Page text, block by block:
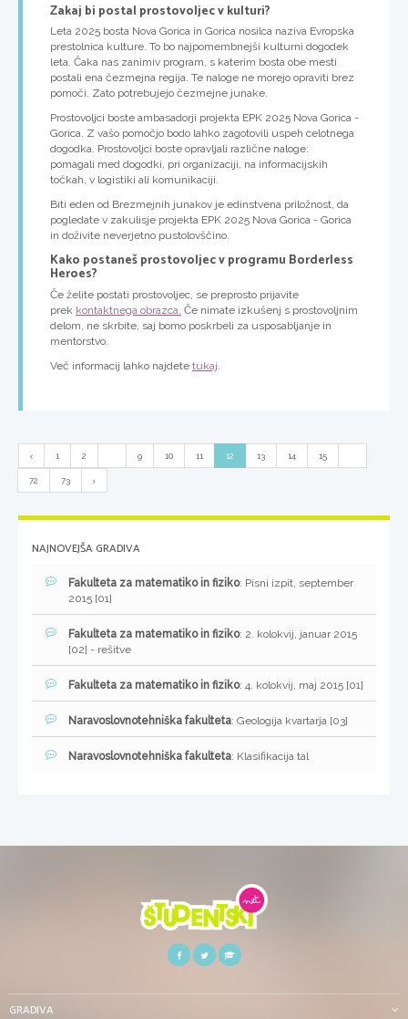
Zakaj bi postal prostovoljec v kulturi?
Leta 2025 bosta Nova Gorica in Gorica nosilca naziva Evropska
prestolnica kulture. To bo najpomembnejši kulturni dogodek
leta. Čaka nas zanimiv program, s katerim bosta obe mesti
postali ena čezmejna regija. Te naloge ne morejo opraviti brez
pomoči. Zato potrebujejo čezmejne junake.
Prostovoljci boste ambasadorji projekta EPK 2025 Nova Gorica -
Gorica. Z vašo pomočjo bodo lahko zagotovili uspeh celotnega
dogodka. Prostovoljci boste opravljali različne naloge:
pomagali med dogodki, pri organizaciji, na informacijskih
točkah, v logistiki ali komunikaciji.
Biti eden od Brezmejnih junakov je edinstvena priložnost, da
pogledate v zakulisje projekta EPK 2025 Nova Gorica - Gorica
in doživite neverjetno pustolovščino.
Kako postaneš prostovoljec v programu Borderless
Heroes?
Če želite postati prostovoljec, se preprosto prijavite
prek kontaktnega obrazca. Če nimate izkušenj s prostovoljnim
delom, ne skrbite, saj bomo poskrbeli za usposabljanje in
mentorstvo.
Več informacij lahko najdete tukaj
1 2 9 10 11 12 13 14 15
72 73
NAJNOVEJŠA GRADIVA
Fakulteta za matematiko in fiziko: Pisni izpit, september
2015 [01]
Fakulteta za matematiko in fiziko: 2. kolokvij, januar 2015
[02] - rešitve
Fakulteta za matematiko in fiziko: 4. kolokvij, maj 2015 [01]
Naravoslovnotehniška fakulteta: Geologija kvartarja [03]
Naravoslovnotehniška fakulteta: Klasifikacija tal
GRADIVA